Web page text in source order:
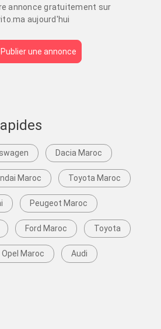
annonce gratuitement sur
aujourd'hui
Publier une annonce
Dacia Maroc
Maroc Toyota Maroc
Peugeot Maroc
Ford Maroc Toyota
Opel Maroc Audi